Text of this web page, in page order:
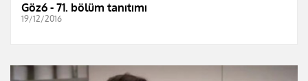
Göz6 - 71. bölüm tanıtımı
19/12/2016